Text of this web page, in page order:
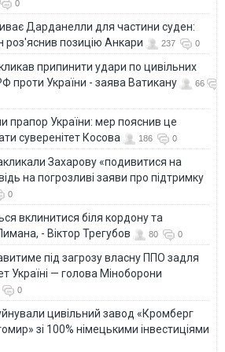
0
Дарданелли для частини суден:
роз'яснив позицію Анкари
237 0
припинити удари по цивільних
проти України - заява Ватикану
66
прапор України: мер пояснив це
суверенітет Косова
186 0
Захарову «подивитися на
на погрозливі заяви про підтримку
0
вклинитися біля кордону та
- Віктор Трегубов
80 0
під загрозу власну ППО задля
Україні — голова Міноборони
0
цивільний завод «Кромберг
зі 100% німецькими інвестиціями